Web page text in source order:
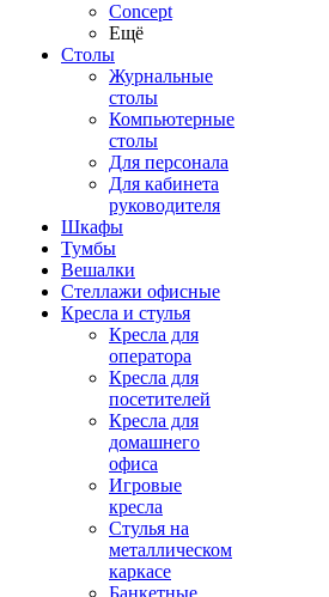
Concept
Ещё
Столы
Журнальные
столы
Компьютерные
столы
Для персонала
Для кабинета
руководителя
Шкафы
Тумбы
Вешалки
Стеллажи офисные
Кресла и стулья
Кресла для
оператора
Кресла для
посетителей
Кресла для
домашнего
офиса
Игровые
кресла
Стулья на
металлическом
каркасе
Банкетные